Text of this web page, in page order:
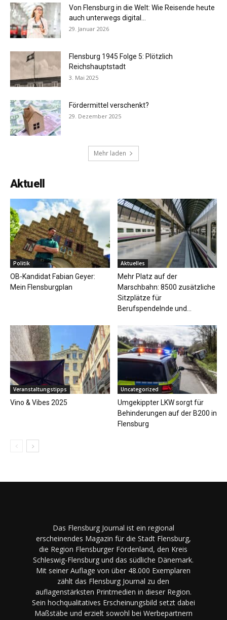
Von Flensburg in die Welt: Wie Reisende heute
auch unterwegs digital...
29. Januar 2026
Flensburg 1945 Folge 5: Plötzlich
Reichshauptstadt
3. Mai 2025
Fördermittel verschenkt?
29. Dezember 2025
Mehr laden
Aktuell
Politik
OB-Kandidat Fabian Geyer:
Mein Flensburgplan
Aktuelles
Mehr Platz auf der
Marschbahn: 8500 zusätzliche
Sitzplätze für
Berufspendelnde und...
Veranstaltungstipps
Vino & Vibes 2025
Uncategorized
Umgekippter LKW sorgt für
Behinderungen auf der B200 in
Flensburg
Das Flensburg Journal ist ein regional
erscheinendes Magazin für die Stadt Flensburg,
die Region Flensburger Fördenland, den Kreis
Schleswig-Flensburg und das südliche Dänemark.
Mit seiner Auflage von über 48.000 Exemplaren
zählt das Flensburg Journal zu den
auflagenstärksten Printmedien in dieser Region.
Sein hochqualitatives Erscheinungsbild setzt dabei
Maßstäbe und erzielt sowohl bei Werbepartnern